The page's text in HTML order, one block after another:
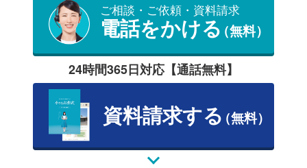
ご相談・ご依頼・資料請求
電話をかける（無料）
24時間365日対応【通話無料】
資料請求する（無料）